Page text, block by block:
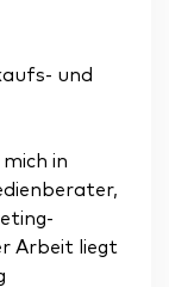
und
in
Arbeit liegt